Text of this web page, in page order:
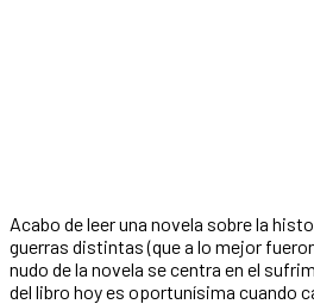
Acabo de leer una novela sobre la
guerras distintas (que a lo mejor
nudo de la novela se centra en el
del libro hoy es oportunísima cuando